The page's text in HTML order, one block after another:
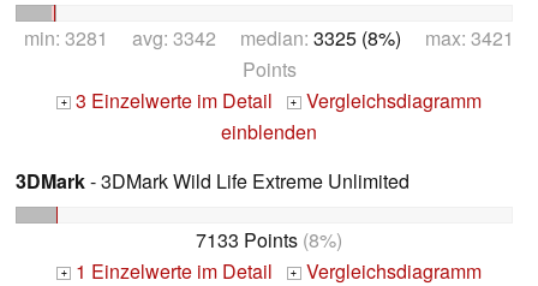
min: 3281 avg: 3342 median: 3325 (8%) max: 3421
Points
+ 3 Einzelwerte im Detail + Vergleichsdiagramm
einblenden
3DMark- 3DMark Wild Life Extreme Unlimited
7133 Points (8%)
+ 1 Einzelwerte im Detail + Vergleichsdiagramm